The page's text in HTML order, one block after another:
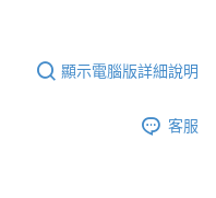
顯示電腦版詳細說明
客服